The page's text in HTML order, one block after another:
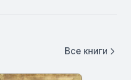
Все книги